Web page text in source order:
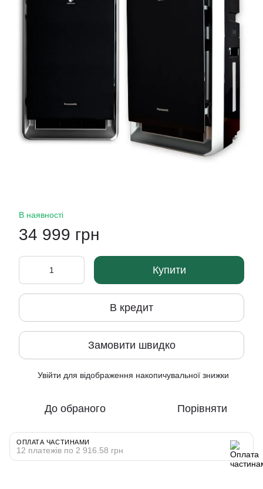
В наявності
34 999 грн
Купити
В кредит
Замовити швидко
Увійти для відображення накопичувальної знижки
До обраного Порівняти
ОПЛАТА ЧАСТИНАМИ
12 платежів по 2 916.58 грн